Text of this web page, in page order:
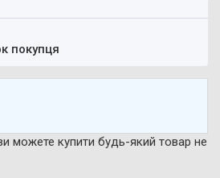
покупця
можете купити будь-який товар не